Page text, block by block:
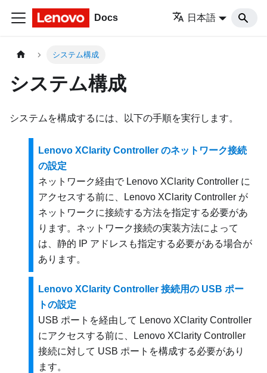
Docs 日本語
システム構成
システム構成
システムを構成するには、以下の手順を実行します。
Lenovo XClarity Controller のネットワーク接続
の設定
ネットワーク経由で Lenovo XClarity Controller に
アクセスする前に、
Lenovo XClarity Controller が
ネットワークに接続する方法を指定する必要があ
ります。ネットワーク接続の実装方法によって
は、静的 IP アドレスも指定する必要がある場合が
あります。
Lenovo XClarity Controller 接続用の USB ポー
トの設定
USB ポートを経由して Lenovo XClarity Controller
にアクセスする前に、
Lenovo XClarity Controller
接続に対して USB ポートを構成する必要があり
ます。